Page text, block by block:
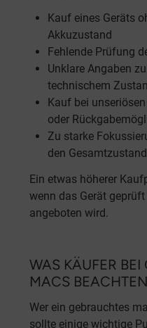
Kauf eines Geräts
Akkuzustand
Fehlende Prüfung
Unklare Angaben
technischem
Kauf bei
oder
Zu starke
den
Ein etwas höherer
wenn das Gerät
angeboten wird.
WAS KÄUFER
MACS
Wer ein gebrauchtes
sollte einige wichtige